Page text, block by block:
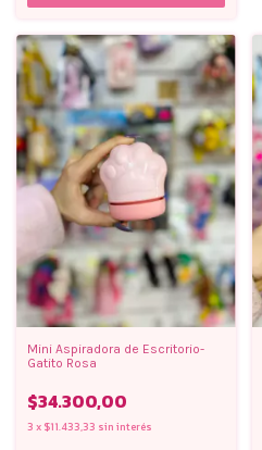
Mini Aspiradora de Escritorio-
Gatito Rosa
$34.300,00
3 x $11.433,33 sin interés